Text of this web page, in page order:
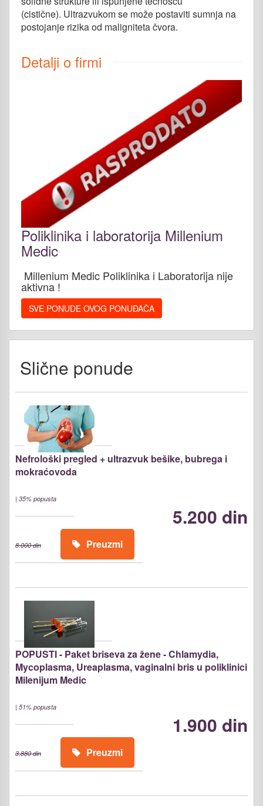
(cistične). Ultrazvukom se može postaviti sumnja na
postojanje rizika od maligniteta čvora.
Detalji o firmi
Poliklinika i laboratorija Millenium
Medic
Millenium Medic Poliklinika i Laboratorija nije
aktivna !
SVE PONUDE OVOG PONUĐAČA
Slične ponude
Nefrološki pregled + ultrazvuk bešike, bubrega i
mokraćovoda
| 35% popusta
5.200 din
8.000 din Preuzmi
POPUSTI - Paket briseva za žene - Chlamydia,
Mycoplasma, Ureaplasma, vaginalni bris u poliklinici
Milenijum Medic
| 51% popusta
1.900 din
3.880 din Preuzmi